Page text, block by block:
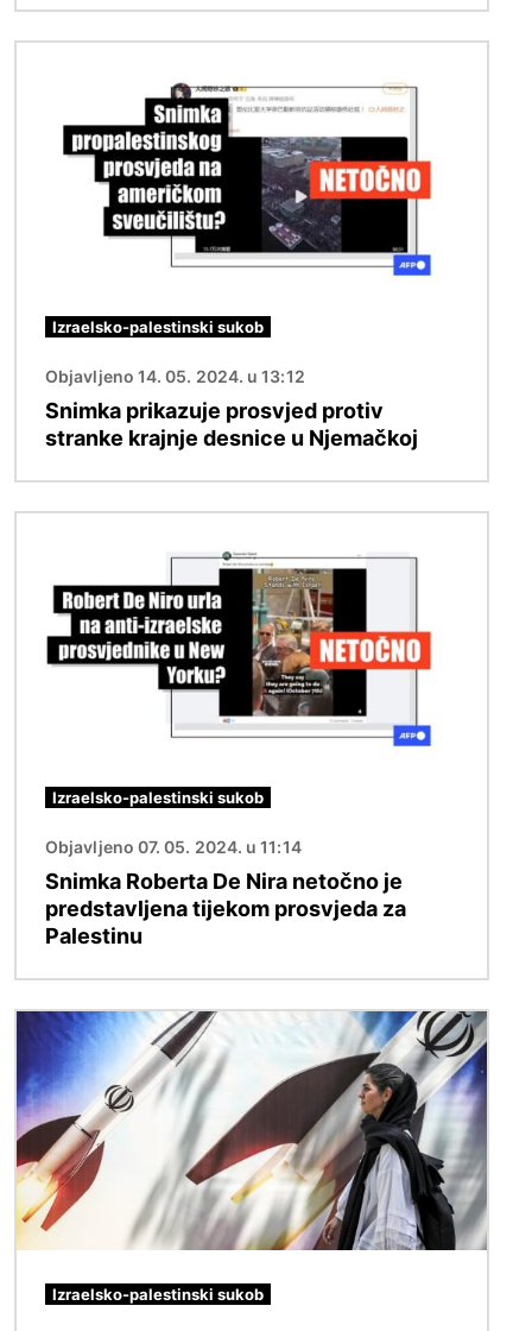
Izraelsko-palestinski sukob
Objavljeno 14. 05. 2024. u 13:12
Snimka prikazuje prosvjed protiv
stranke krajnje desnice u Njemačkoj
Izraelsko-palestinski sukob
Objavljeno 07. 05. 2024. u 11:14
Snimka Roberta De Nira netočno je
predstavljena tijekom prosvjeda za
Palestinu
Slika
Izraelsko-palestinski sukob